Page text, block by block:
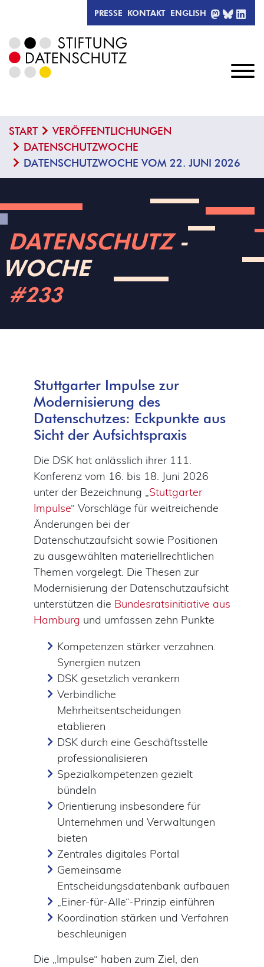
PRESSE KONTAKT ENGLISH
START
VERÖFFENTLICHUNGEN
DATENSCHUTZWOCHE
DATENSCHUTZWOCHE VOM 22. JUNI 2026
DATENSCHUTZ ­
WOCHE
#233
Stuttgarter Impulse zur
Modernisierung des
Datenschutzes: Eckpunkte aus
Sicht der Aufsichtspraxis
Die DSK hat anlässlich ihrer 111.
Konferenz vom 16. bis 18. Juni 2026
unter der Bezeichnung „Stuttgarter
Impulse“ Vorschläge für weitreichende
Änderungen bei der
Datenschutzaufsicht sowie Positionen
zu ausgewählten materiellrechtlichen
Themen vorgelegt. Die Thesen zur
Modernisierung der Datenschutzaufsicht
unterstützen die Bundesratsinitiative aus
Hamburg und umfassen zehn Punkte
Kompetenzen stärker verzahnen.
Synergien nutzen
DSK gesetzlich verankern
Verbindliche
Mehrheitsentscheidungen
etablieren
DSK durch eine Geschäftsstelle
professionalisieren
Spezialkompetenzen gezielt
bündeln
Orientierung insbesondere für
Unternehmen und Verwaltungen
bieten
Zentrales digitales Portal
Gemeinsame
Entscheidungsdatenbank aufbauen
„Einer-für-Alle“-Prinzip einführen
Koordination stärken und Verfahren
beschleunigen
Die „Impulse“ haben zum Ziel, den